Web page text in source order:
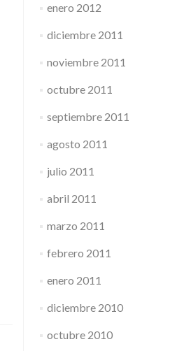
enero 2012
diciembre 2011
noviembre 2011
octubre 2011
septiembre 2011
agosto 2011
julio 2011
abril 2011
marzo 2011
febrero 2011
enero 2011
diciembre 2010
octubre 2010